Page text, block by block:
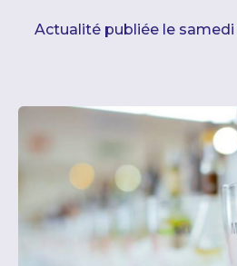
Actualité publiée le samedi